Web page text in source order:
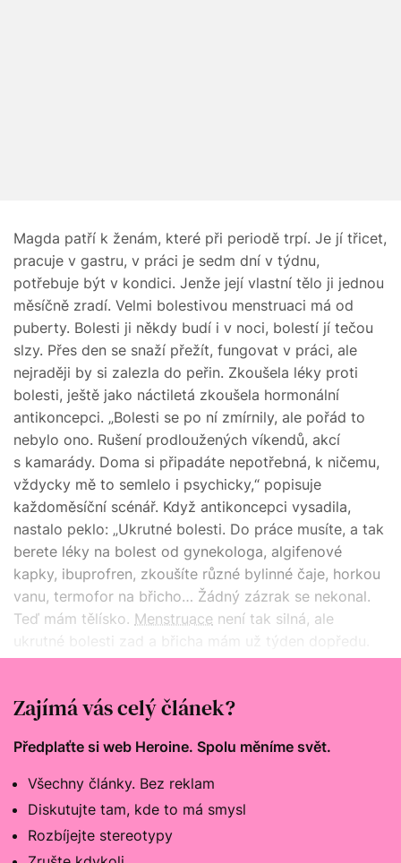
Magda patří k ženám, které při periodě trpí. Je jí třicet,
pracuje v gastru, v práci je sedm dní v týdnu,
potřebuje být v kondici. Jenže její vlastní tělo ji jednou
měsíčně zradí. Velmi bolestivou menstruaci má od
puberty. Bolesti ji někdy budí i v noci, bolestí jí tečou
slzy. Přes den se snaží přežít, fungovat v práci, ale
nejraději by si zalezla do peřin. Zkoušela léky proti
bolesti, ještě jako náctiletá zkoušela hormonální
antikoncepci. „Bolesti se po ní zmírnily, ale pořád to
nebylo ono. Rušení prodloužených víkendů, akcí
s kamarády. Doma si připadáte nepotřebná, k ničemu,
vždycky mě to semlelo i psychicky,“ popisuje
každoměsíční scénář. Když antikoncepci vysadila,
nastalo peklo: „Ukrutné bolesti. Do práce musíte, a tak
berete léky na bolest od gynekologa, algifenové
kapky, ibuprofren, zkoušíte různé bylinné čaje, horkou
vanu, termofor na břicho… Žádný zázrak se nekonal.
Teď mám tělísko. Menstruace není tak silná, ale
ukrutné bolesti zad a břicha mám už týden dopředu.
Stále beru prášky na bolest. Za ty roky jsem nepřišla
Zajímá vás celý článek?
Předplaťte si web Heroine. Spolu měníme svět.
Všechny články. Bez reklam
Diskutujte tam, kde to má smysl
Rozbíjejte stereotypy